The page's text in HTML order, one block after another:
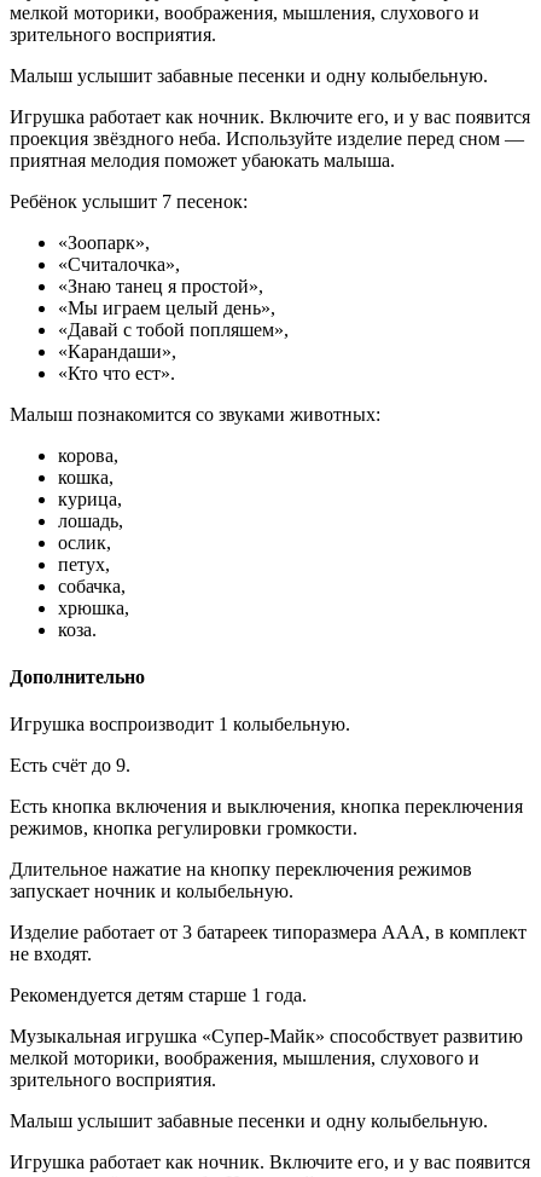
мелкой моторики, воображения, мышления, слухового и
зрительного восприятия.
Малыш услышит забавные песенки и одну колыбельную.
Игрушка работает как ночник. Включите его, и у вас появится
проекция звёздного неба. Используйте изделие перед сном —
приятная мелодия поможет убаюкать малыша.
Ребёнок услышит 7 песенок:
«Зоопарк»,
«Считалочка»,
«Знаю танец я простой»,
«Мы играем целый день»,
«Давай с тобой попляшем»,
«Карандаши»,
«Кто что ест».
Малыш познакомится со звуками животных:
корова,
кошка,
курица,
лошадь,
ослик,
петух,
собачка,
хрюшка,
коза.
Дополнительно
Игрушка воспроизводит 1 колыбельную.
Есть счёт до 9.
Есть кнопка включения и выключения, кнопка переключения
режимов, кнопка регулировки громкости.
Длительное нажатие на кнопку переключения режимов
запускает ночник и колыбельную.
Изделие работает от 3 батареек типоразмера AAA, в комплект
не входят.
Рекомендуется детям старше 1 года.
Музыкальная игрушка «Супер-Майк» способствует развитию
мелкой моторики, воображения, мышления, слухового и
зрительного восприятия.
Малыш услышит забавные песенки и одну колыбельную.
Игрушка работает как ночник. Включите его, и у вас появится